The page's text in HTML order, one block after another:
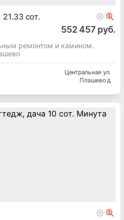
21.33сот.
552 457 руб.
ремонтом и камином.
Центральная ул.
Плашево д